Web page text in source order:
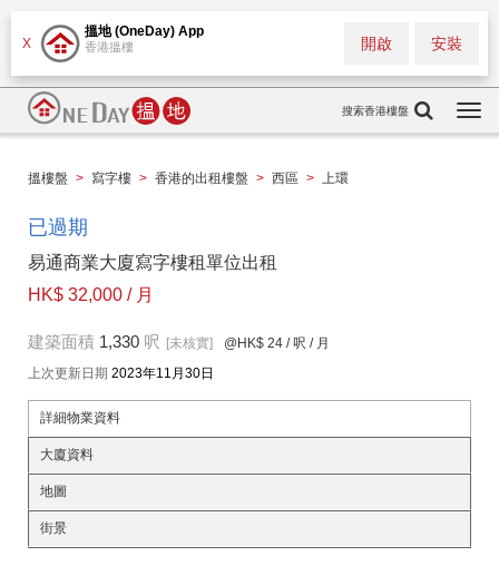
X
搵地 (OneDay) App
香港搵樓 安裝
開啟
搜索香港樓盤
搵樓盤 > 寫字樓 > 香港的出租樓盤 > 西區 > 上環
已過期
易通商業大廈寫字樓租單位出租
HK$ 32,000 / 月
建築面積 1,330 呎 [未核實] @HK$ 24 / 呎 / 月
上次更新日期 2023年11月30日
詳細物業資料
大廈資料
地圖
街景